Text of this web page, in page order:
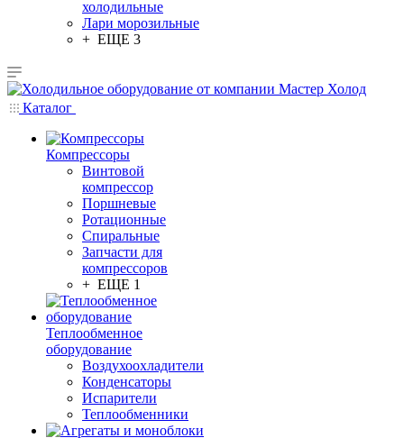
холодильные
Лари морозильные
+ ЕЩЕ 3
Каталог
Компрессоры
Винтовой
компрессор
Поршневые
Ротационные
Спиральные
Запчасти для
компрессоров
+ ЕЩЕ 1
Теплообменное
оборудование
Воздухоохладители
Конденсаторы
Испарители
Теплообменники